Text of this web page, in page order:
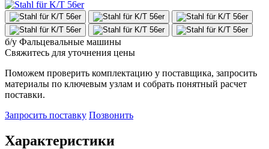
б/у Фальцевальные машины
Свяжитесь для уточнения цены
Поможем проверить комплектацию у поставщика, запросить
материалы по ключевым узлам и собрать понятный расчет
поставки.
Запросить поставку Позвонить
Характеристики